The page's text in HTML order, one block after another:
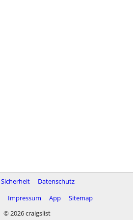
Sicherheit
Datenschutz
Impressum App
Sitemap
© 2026 craigslist